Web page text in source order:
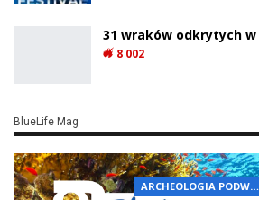
31 wraków odkrytych w
8 002
BlueLife Mag
ARCHEOLOGIA PODWODNA